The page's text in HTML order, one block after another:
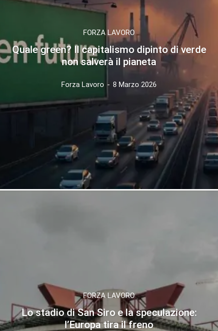
FORZA LAVORO
Quale green? Il capitalismo dipinto di verde
non salverà il pianeta
Forza Lavoro - 8 Marzo 2026
FORZA LAVORO
Lo stadio di San Siro e la speculazione:
l’Europa tira il freno